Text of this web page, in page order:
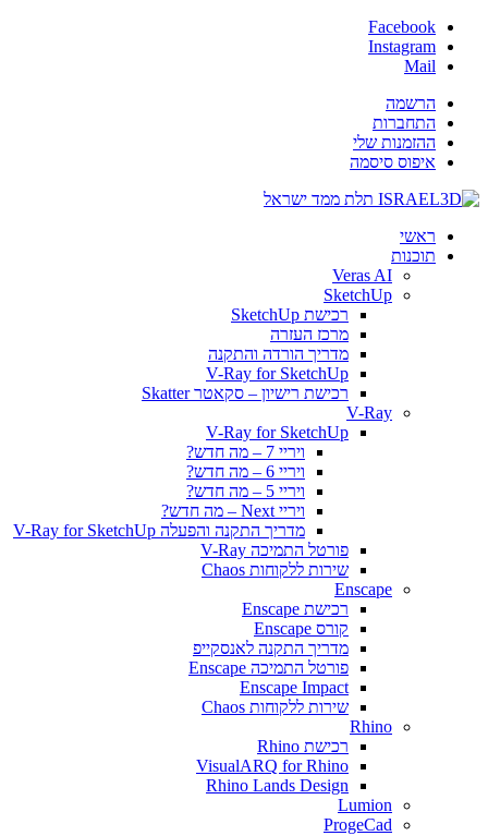
Facebook
Instagram
Mail
הרשמה
התחברות
ההזמנות שלי
איפוס סיסמה
ראשי
תוכנות
Veras AI
SketchUp
רכישת SketchUp
מרכז העזרה
מדריך הורדה והתקנה
V-Ray for SketchUp
רכישת רישיון – סקאטר Skatter
V-Ray
V-Ray for SketchUp
ויריי 7 – מה חדש?
ויריי 6 – מה חדש?
ויריי 5 – מה חדש?
ויריי Next – מה חדש?
מדריך התקנה והפעלה V-Ray for SketchUp
פורטל התמיכה V-Ray
שירות ללקוחות Chaos
Enscape
רכישת Enscape
קורס Enscape
מדריך התקנה לאנסקייפ
פורטל התמיכה Enscape
Enscape Impact
שירות ללקוחות Chaos
Rhino
רכישת Rhino
VisualARQ for Rhino
Rhino Lands Design
Lumion
ProgeCad